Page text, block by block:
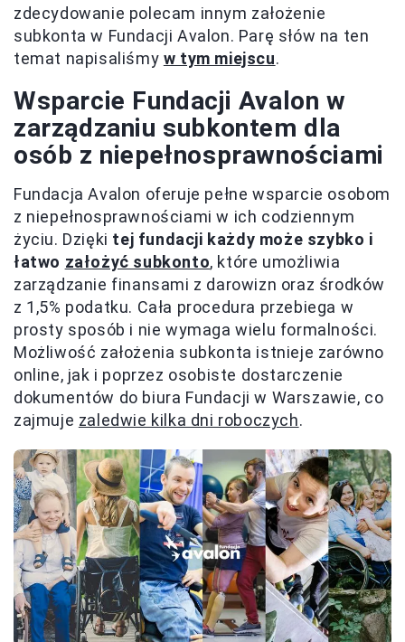
zdecydowanie polecam innym założenie
subkonta w Fundacji Avalon. Parę słów na ten
temat napisaliśmy w tym miejscu.
Wsparcie Fundacji Avalon w
zarządzaniu subkontem dla
osób z niepełnosprawnościami
Fundacja Avalon oferuje pełne wsparcie osobom
z niepełnosprawnościami w ich codziennym
życiu. Dzięki tej fundacji każdy może szybko i
łatwo założyć subkonto, które umożliwia
zarządzanie finansami z darowizn oraz środków
z 1,5% podatku. Cała procedura przebiega w
prosty sposób i nie wymaga wielu formalności.
Możliwość założenia subkonta istnieje zarówno
online, jak i poprzez osobiste dostarczenie
dokumentów do biura Fundacji w Warszawie, co
zajmuje zaledwie kilka dni roboczych.